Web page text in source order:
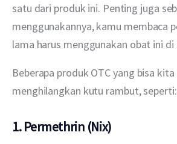
satu dari produk ini. Penting juga
menggunakannya, kamu membaca
lama harus menggunakan obat ini
Beberapa produk OTC yang bisa
menghilangkan kutu rambut, seperti:
1. Permethrin (Nix)